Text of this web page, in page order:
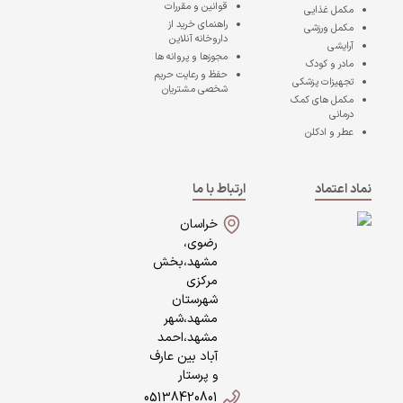
مکمل غذایی
مکمل ورزشی
آرایشی
مادر و کودک
تجهیزات پزشکی
مکمل های کمک
درمانی
عطر و ادکلن
قوانین و مقررات
راهنمای خرید از
داروخانه آنلاین
مجوزها و پروانه ها
حفظ و رعایت حریم
شخصی مشتریان
نماد اعتماد
ارتباط با ما
خراسان
رضوی،
مشهد،بخش
مرکزی
شهرستان
مشهد،شهر
مشهد،احمد
آباد بین عارف
و پرستار
05138420801